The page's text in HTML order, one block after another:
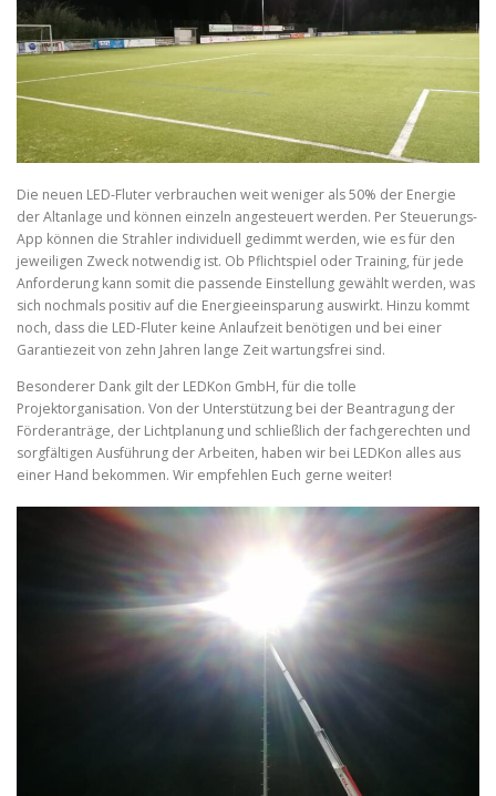
Die neuen LED-Fluter verbrauchen weit weniger als 50% der Energie
der Altanlage und können einzeln angesteuert werden. Per Steuerungs-
App können die Strahler individuell gedimmt werden, wie es für den
jeweiligen Zweck notwendig ist. Ob Pflichtspiel oder Training, für jede
Anforderung kann somit die passende Einstellung gewählt werden, was
sich nochmals positiv auf die Energieeinsparung auswirkt. Hinzu kommt
noch, dass die LED-Fluter keine Anlaufzeit benötigen und bei einer
Garantiezeit von zehn Jahren lange Zeit wartungsfrei sind.
Besonderer Dank gilt der LEDKon GmbH, für die tolle
Projektorganisation. Von der Unterstützung bei der Beantragung der
Förderanträge, der Lichtplanung und schließlich der fachgerechten und
sorgfältigen Ausführung der Arbeiten, haben wir bei LEDKon alles aus
einer Hand bekommen. Wir empfehlen Euch gerne weiter!